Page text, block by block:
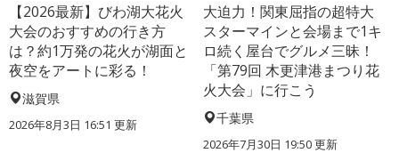
【2026最新】びわ湖大花火
大会のおすすめの行き方
は？約1万発の花火が湖面と
夜空をアートに彩る！
滋賀県
2026年8月3日 16:51 更新
大迫力！関東屈指の超特大
スターマインと会場まで1キ
ロ続く屋台でグルメ三昧！
「第79回 木更津港まつり花
火大会」に行こう
千葉県
2026年7月30日 19:50 更新